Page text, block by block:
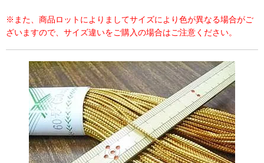
※また、商品ロットによりましてサイズにより色が異なる場合がご
ざいますので、サイズ違いをご購入の場合はご注意ください。